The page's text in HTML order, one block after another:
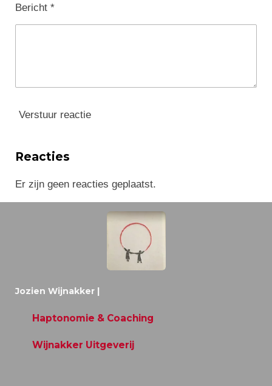
Bericht *
Verstuur reactie
Reacties
Er zijn geen reacties geplaatst.
Jozien Wijnakker |
Haptonomie & Coaching
Wijnakker Uitgeverij